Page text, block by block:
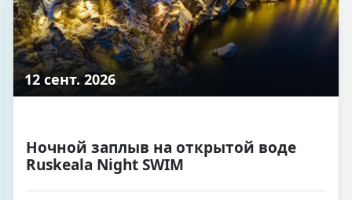
12 сент. 2026
Ночной заплыв на открытой воде
Ruskeala Night SWIM